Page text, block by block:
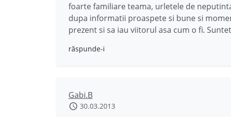
foarte familiare teama, urletele de
dupa informatii proaspete si bune si
prezent si sa iau viitorul asa cum o fi.
răspunde-i
Gabi.B
30.03.2013